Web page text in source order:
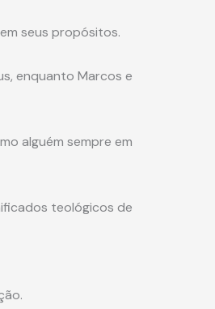
seus propósitos.
enquanto Marcos e
alguém sempre em
teológicos de